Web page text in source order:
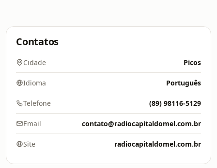
Contatos
Cidade Picos
Idioma Português
Telefone (89) 98116-5129
Email contato@radiocapitaldomel.com.br
Site radiocapitaldomel.com.br